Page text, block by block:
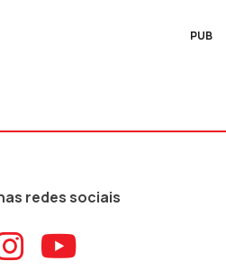
PUB
redes sociais
ao
Aceder ao
Aceder